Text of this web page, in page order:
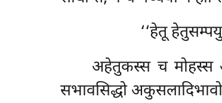
‘‘हेतू
अहेतुकस्स च मोहस्स
सभावसिद्धो